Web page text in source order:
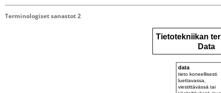
Terminologiset sanastot 2